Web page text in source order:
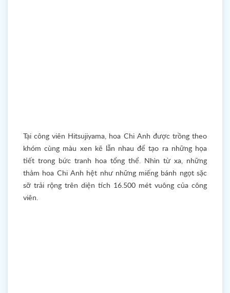
Tại công viên Hitsujiyama, hoa Chi Anh được trồng theo
khóm cùng màu xen kẽ lẫn nhau để tạo ra những họa
tiết trong bức tranh hoa tổng thể. Nhìn từ xa, những
thảm hoa Chi Anh hệt như những miếng bánh ngọt sặc
sỡ trải rộng trên diện tích 16.500 mét vuông của công
viên.